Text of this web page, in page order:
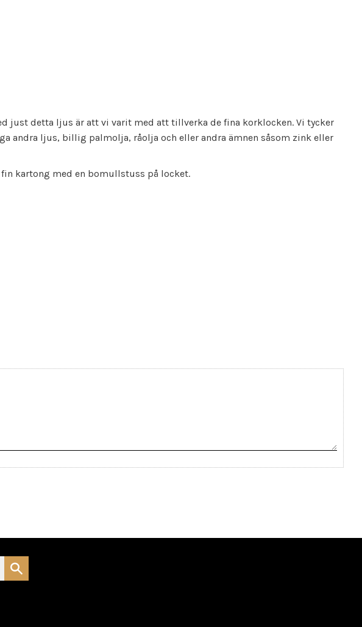
just detta ljus är att vi varit med att tillverka de fina korklocken. Vi tycker
andra ljus, billig palmolja, råolja och eller andra ämnen såsom zink eller
kartong med en bomullstuss på locket.